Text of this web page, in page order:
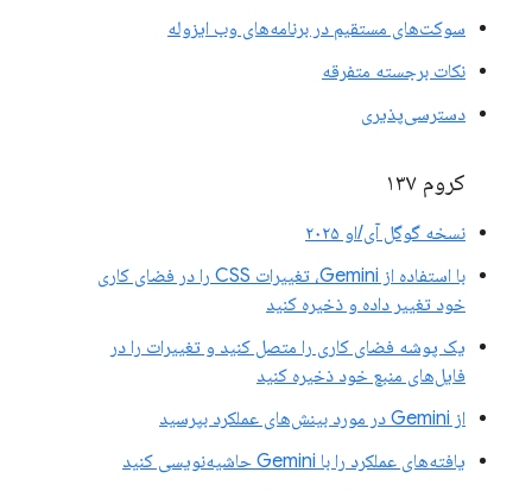
سوکت‌های مستقیم در برنامه‌های وب ایزوله
نکات برجسته متفرقه
دسترسی‌پذیری
کروم ۱۳۷
نسخه گوگل آی/او ۲۰۲۵
با استفاده از Gemini، تغییرات CSS را در فضای کاری
خود تغییر داده و ذخیره کنید
یک پوشه فضای کاری را متصل کنید و تغییرات را در
فایل‌های منبع خود ذخیره کنید
از Gemini در مورد بینش‌های عملکرد بپرسید
یافته‌های عملکرد را با Gemini حاشیه‌نویسی کنید